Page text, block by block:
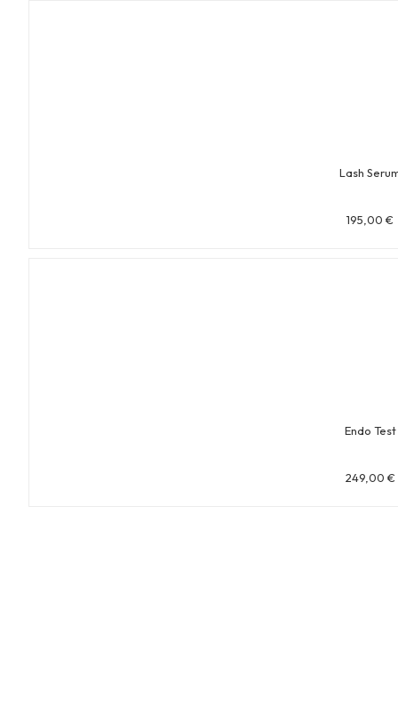
Lash
195,00€
Endo Test
249,00 €